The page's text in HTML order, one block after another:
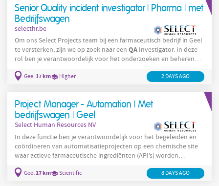
Samenwerken met een internationaal QA-team. HACCP &
Senior Quality incident investigator | Pharma | met
Bedrijfswagen
selecthr.be
Om ons Select Projects team bij een farmaceutisch bedrijf in Geel
te versterken, zijn we op zoek naar een QA Investigator. In deze
rol ben je verantwoordelijk voor het onderzoeken en beheren
contaminatiegerelateerd, binnen de verschillende productie-
onderzoekt. Verantwoordelijkheden: Start
kwaliteitsonderzoeken na
Geel17 km Higher 2 DAYS AGO
Project Manager - Automation | Met
bedrijfswagen | Geel
Select Human Resources NV
In deze functie ben je verantwoordelijk voor het begeleiden en
coördineren van automatisatieprojecten op een chemische site
waar actieve farmaceutische ingrediënten (API’s) worden
upgraden en optimaliseren van bestaande systemen, waarbij je
Geel17 km Scientific 8 DAYS AGO